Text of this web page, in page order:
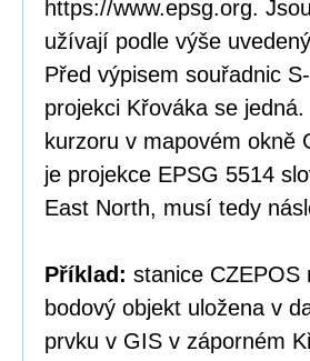
https://www.epsg.org.
užívají podle výše
Před výpisem souřadnic
projekci Křováka se
kurzoru v mapovém okně
je projekce EPSG 5514
East North, musí tedy
Příklad: stanice CZEPOS
bodový objekt uložena v
prvku v GIS v záporném